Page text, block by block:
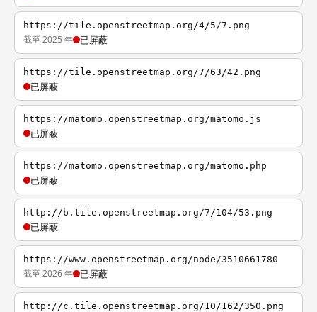
https://tile.openstreetmap.org/4/5/7.png
截至 2025 年 已屏蔽
https://tile.openstreetmap.org/7/63/42.png
已屏蔽
https://matomo.openstreetmap.org/matomo.js
已屏蔽
https://matomo.openstreetmap.org/matomo.php
已屏蔽
http://b.tile.openstreetmap.org/7/104/53.png
已屏蔽
https://www.openstreetmap.org/node/3510661780
截至 2026 年 已屏蔽
http://c.tile.openstreetmap.org/10/162/350.png